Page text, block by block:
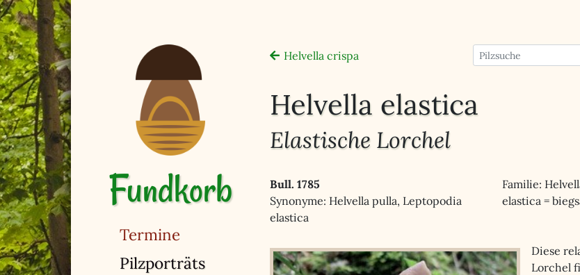
Fundkorb
Termine
Pilzporträts(ausgewählt)
Helvella crispa
Helvella elastica
Elastische Lorchel
Bull. 1785 Familie:
Synonyme: Helvella pulla, Leptopodia
elastica
elastica =
Diese
Lorchel